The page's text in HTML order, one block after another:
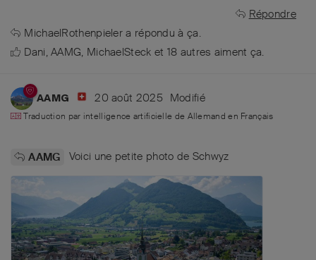
Répondre
MichaelRothenpieler a répondu à ça.
Dani,AAMG, MichaelSteck et 18 autres aiment ça.
AAMG 20 août 2025 Modifié
Traduction par intelligence artificielle de Allemand en Français
AAMG Voici une petite photo de Schwyz